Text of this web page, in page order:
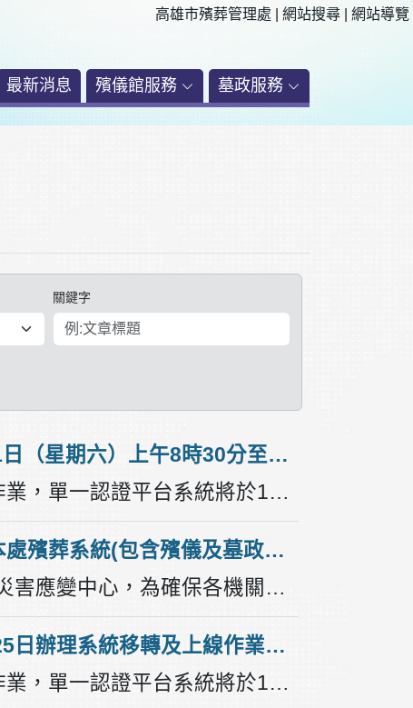
高雄市殯葬管理處 網站搜尋 網站導覽
最新消息 殯儀館服務 墓政服務
關鍵字
《公告》為配合市府新版單一帳號認證平台於115年8月1日（星期六）上午8時30分至下午17時辦理系統移轉及上線作業，作業期間本處殯葬系統(包含殯儀及墓政系統)將暫停服務。
為配合市府辦理新版單一帳號認證平台系統移轉及上線作業，單一認證平台系統將於115年8月1日（星期六）上午8時30分至下午17時暫停服務，停機期間介接市府單一帳號認證平台之應用系統均無法使用單一登入功能。因本處殯葬系統(包含殯儀及墓政系統)採取市府單一帳號認證平台介接登入，故115年8月1日（星期六）上午8時30分至下午17時將暫停服務。
《公告》【市府單一帳號認證平台系統移轉時程異動】本處殯葬系統(包含殯儀及墓政系統)115年7月25日（星期六）維持正常運作，不受影響。
因應颱風紅霞來襲，市府預計於115年7月25日開設三級災害應變中心，為確保各機關防救災應變作業及資訊系統運作穩定，原訂115年7月25日（星期六）上午8時30分至下午17時進行之單一帳號認證平台系統移轉及上線作業，延後辦理。作業延後期間，各介接市府單一帳號認證平台之應用系統單一登入功能維持正常運作，不受影響。市府將延至115年8月1日辦理系統移轉作業。本處殯葬系統(包含殯儀及墓政系統)採取市府單一帳號認證平台介接登入，115年7月25日（星期六）上午8時30分至下午17時，維持正常運作，不受影響。
《公告》為配合市府新版單一帳號認證平台於115年7月25日辦理系統移轉及上線作業，作業期間暫停服務，故本處殯葬系統(包含殯儀及墓政系統)將暫停使用。
為配合市府辦理新版單一帳號認證平台系統移轉及上線作業，單一認證平台系統將於115年7月25日（星期六）上午8時30分至下午17時暫停服務，停機期間介接市府單一帳號認證平台之應用系統均無法使用單一登入功能。因本處殯葬系統(包含殯儀及墓政系統)採取市府單一帳號認證平台介接登入，115年7月25日（星期六）上午8時30分至下午17時將暫停使用。